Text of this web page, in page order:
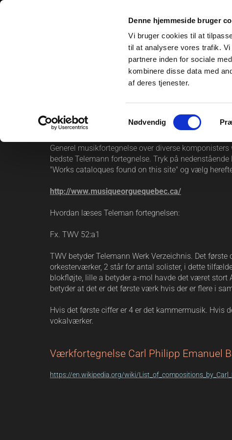
Denne hjemmeside bruger
Vi bruger cookies til at
til at analysere vores trafik.
partnere inden for sociale
kombinere disse data med
af deres tjenester.
Nødvendig
Spilleaftaler Noder
Generel musikfortegnelse over diverse komponisters
bedste Telemann fortegnelse. Tryk på
"Works cataloques found on this site" og vælg
http://www.musiqueorguequebec.ca/
Hvordan læses Teleman fortegnelsen:
Fx. TWV 52:a1
TWV betyder Telemann Werk Verzeichnis. Det første
orkesterværker, 2 står for antal solister, i dette
blokfløjte, lille a betyder a-mol havde det været stort
betyder at det er det første værk hvis der er flere i
Hvis det første ciffer er 4 er det kammermusik. Hvis
vokalværker.
Værkfortegnelse Carl Philipp Emanuel
https://en.wikipedia.org/wiki/